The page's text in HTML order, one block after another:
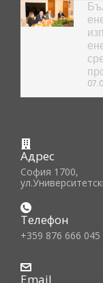
Адрес
София 1700,
Телефон
+359 876 666 045
Email